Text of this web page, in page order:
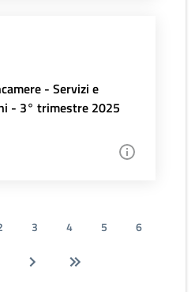
- Servizi e
- 3° trimestre 2025
3 4 5
6